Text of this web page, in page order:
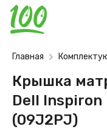
Главная
Крышка
Dell Inspiron
(09J2PJ)